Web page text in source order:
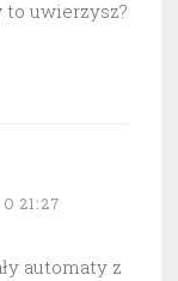
uwierzysz?
21:27
automaty z